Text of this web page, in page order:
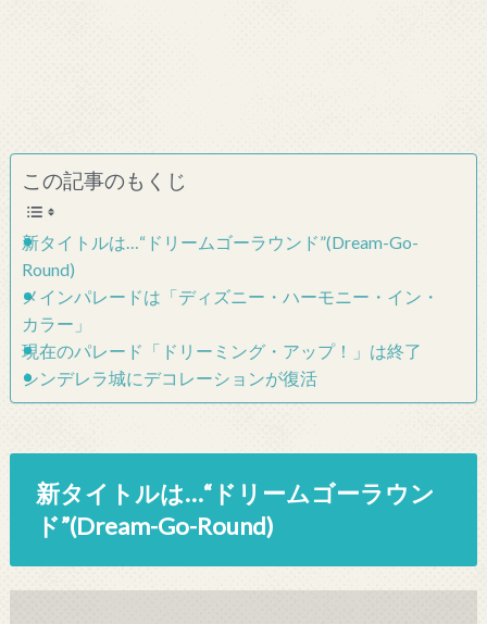
この記事のもくじ
新タイトルは…“ドリームゴーラウンド”(Dream-Go-
Round)
メインパレードは「ディズニー・ハーモニー・イン・
カラー」
現在のパレード「ドリーミング・アップ！」は終了
シンデレラ城にデコレーションが復活
新タイトルは…“ドリームゴーラウン
ド”(Dream-Go-Round)